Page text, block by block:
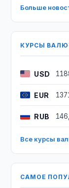
Больше
КУРСЫ
USD
EUR
RUB
Все курсы
САМОЕ